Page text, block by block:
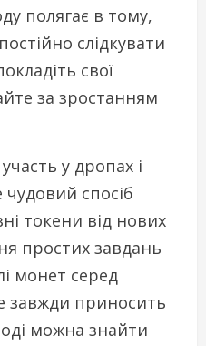
полягає в тому,
слідкувати
свої
за зростанням
у дропах і
спосіб
токени від нових
простих завдань
монет серед
завжди приносить
можна знайти